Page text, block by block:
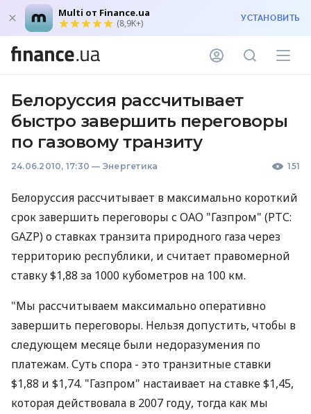
Multi от Finance.ua
(8,9K+) УСТАНОВИТЬ
Белоруссия рассчитывает
быстро завершить переговоры
по газовому транзиту
24.06.2010, 17:30 — Энергетика 151
Белоруссия рассчитывает в максимально короткий
срок завершить переговоры с ОАО "Газпром" (РТС:
GAZP) о ставках транзита природного газа через
территорию республики, и считает правомерной
ставку $1,88 за 1000 кубометров на 100 км.
"Мы рассчитываем максимально оперативно
завершить переговоры. Нельзя допустить, чтобы в
следующем месяце были недоразумения по
платежам. Суть спора - это транзитные ставки
$1,88 и $1,74. "Газпром" настаивает на ставке $1,45,
которая действовала в 2007 году, тогда как мы